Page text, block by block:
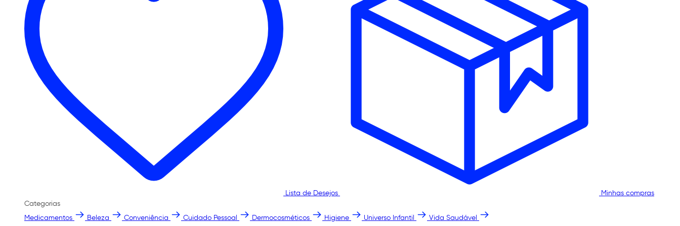
Lista de Desejos
Minhas compras
Categorias
Medicamentos
Beleza Conveniência Cuidado Pessoal Dermocosméticos Higiene Universo Infantil Vida Saudável